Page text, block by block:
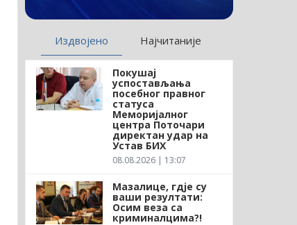
Издвојено Најчитаније
Покушај
успостављања
посебног правног
статуса
Меморијалног
центра Поточари
директан удар на
Устав БИХ
08.08.2026 | 13:07
Мазалице, гдје су
ваши резултати:
Осим веза са
криминалцима?!